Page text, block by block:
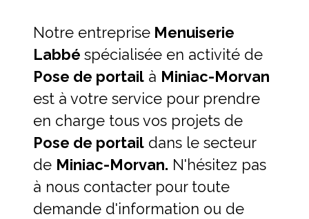
Notre entreprise Menuiserie
Labbé spécialisée en activité de
Pose de portail à Miniac-Morvan
est à votre service pour prendre
en charge tous vos projets de
Pose de portail dans le secteur
de Miniac-Morvan. N'hésitez pas
à nous contacter pour toute
demande d'information ou de